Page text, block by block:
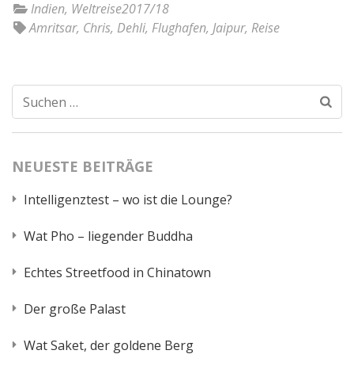
Indien, Weltreise2017/18
Amritsar, Chris, Dehli, Flughafen, Jaipur, Reise
Suchen
nach:
NEUESTE BEITRÄGE
Intelligenztest – wo ist die Lounge?
Wat Pho – liegender Buddha
Echtes Streetfood in Chinatown
Der große Palast
Wat Saket, der goldene Berg